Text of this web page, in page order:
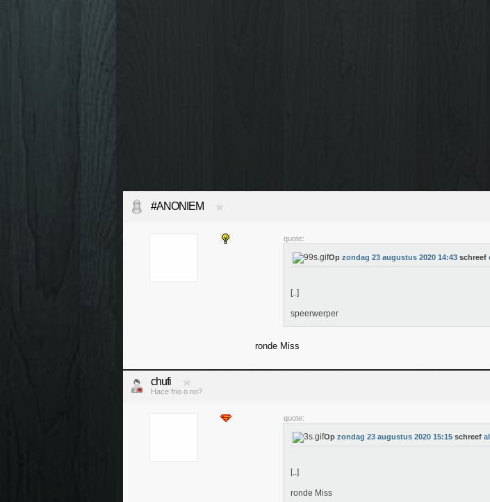
#ANONIEM
quote:
Op zondag 23 augustus 2020 14:43 schreef
[..]
speerwerper
ronde Miss
chufi
Hace frio o no?
quote:
Op zondag 23 augustus 2020 15:15 schreef
[..]
ronde Miss